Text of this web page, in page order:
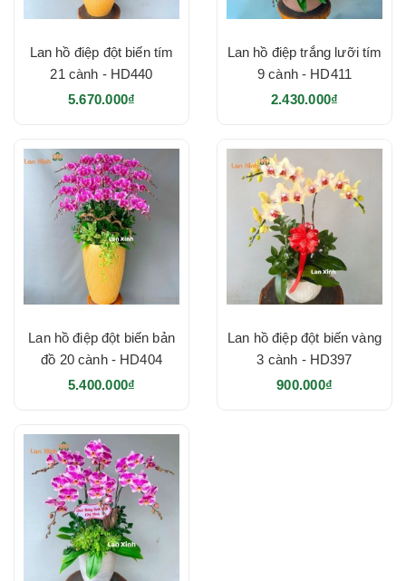
Lan hồ điệp đột biến tím
21 cành - HD440
5.670.000₫
Lan hồ điệp trắng lưỡi tím
9 cành - HD411
2.430.000₫
Lan hồ điệp đột biến bản
đồ 20 cành - HD404
5.400.000₫
Lan hồ điệp đột biến vàng
3 cành - HD397
900.000₫